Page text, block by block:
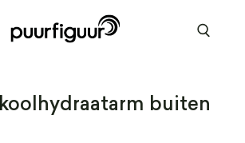
buiten